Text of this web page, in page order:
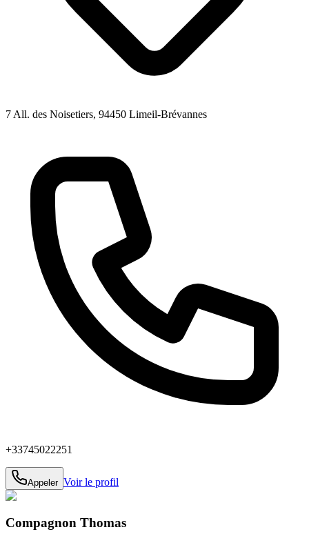
7 All. des Noisetiers, 94450 Limeil-Brévannes
+33745022251
Appeler Voir le profil
Compagnon Thomas